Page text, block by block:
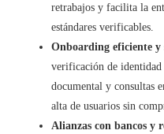
retrabajos y facilita la
estándares verificables.
Onboarding eficiente y
verificación de
documental y consultas
alta de usuarios sin
Alianzas con bancos y